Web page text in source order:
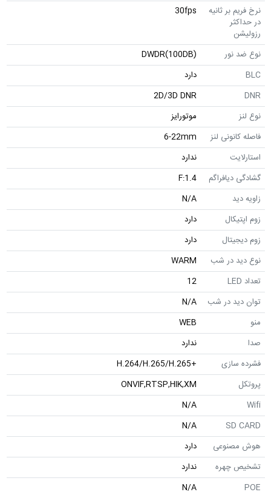
نرخ فریم بر ثانیه
در حداکثر
رزولیشن
30fps
نوع ضد نور
DWDR(100DB)
BLC
دارد
DNR
2D/3D DNR
نوع لنز
موتورایز
فاصله کانونی لنز
6-22mm
استارلایت
ندارد
گشادگی دیافراگم
F:1.4
زاویه دید
N/A
زوم اپتیکال
دارد
زوم دیجیتال
دارد
نوع دید در شب
WARM
تعداد LED
12
توان دید در شب
N/A
منو
WEB
صدا
ندارد
فشرده سازی
+H.264/H.265/H.265
پروتکل
ONVIF,RTSP,HIK,XM
Wifi
N/A
SD CARD
N/A
هوش مصنوعی
دارد
تشخیص چهره
ندارد
POE
N/A